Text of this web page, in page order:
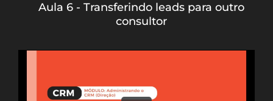
Aula 6 - Transferindo leads para outro
consultor